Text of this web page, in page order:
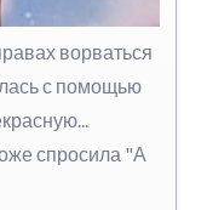
ворваться
с помощью
спросила "А